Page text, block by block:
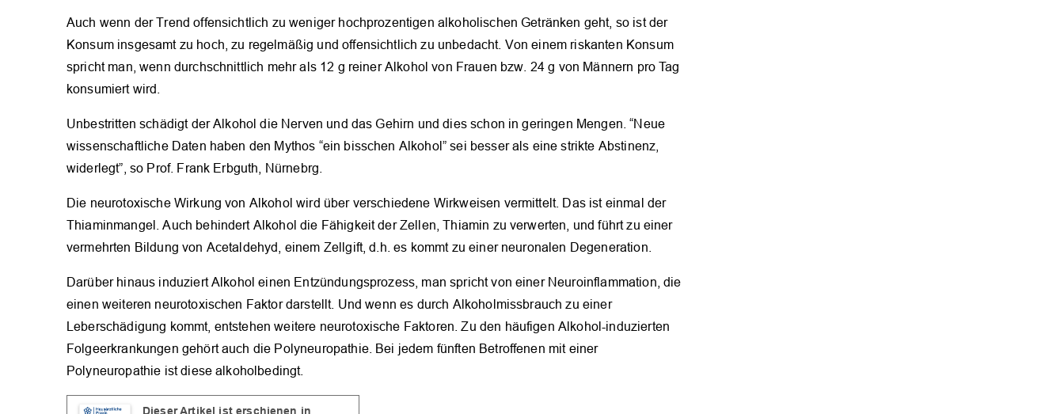
Auch wenn der Trend offensichtlich zu weniger hochprozentigen alkoholischen Getränken geht, so ist der
Konsum insgesamt zu hoch, zu regelmäßig und offensichtlich zu unbedacht. Von einem riskanten Konsum
spricht man, wenn durchschnittlich mehr als 12 g reiner Alkohol von Frauen bzw. 24 g von Männern pro Tag
konsumiert wird.
Unbestritten schädigt der Alkohol die Nerven und das Gehirn und dies schon in geringen Mengen. “Neue
wissenschaftliche Daten haben den Mythos “ein bisschen Alkohol” sei besser als eine strikte Abstinenz,
widerlegt”, so Prof. Frank Erbguth, Nürnebrg.
Die neurotoxische Wirkung von Alkohol wird über verschiedene Wirkweisen vermittelt. Das ist einmal der
Thiaminmangel. Auch behindert Alkohol die Fähigkeit der Zellen, Thiamin zu verwerten, und führt zu einer
vermehrten Bildung von Acetaldehyd, einem Zellgift, d.h. es kommt zu einer neuronalen Degeneration.
Darüber hinaus induziert Alkohol einen Entzündungsprozess, man spricht von einer Neuroinflammation, die
einen weiteren neurotoxischen Faktor darstellt. Und wenn es durch Alkoholmissbrauch zu einer
Leberschädigung kommt, entstehen weitere neurotoxische Faktoren. Zu den häufigen Alkohol-induzierten
Folgeerkrankungen gehört auch die Polyneuropathie. Bei jedem fünften Betroffenen mit einer
Polyneuropathie ist diese alkoholbedingt.
Dieser Artikel ist erschienen in